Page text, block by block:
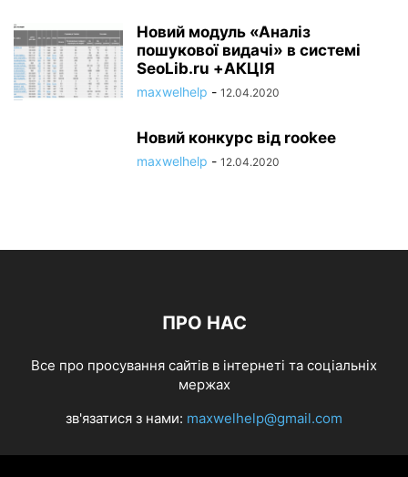
Новий модуль «Аналіз
пошукової видачі» в системі
SeoLib.ru +АКЦІЯ
maxwelhelp - 12.04.2020
Новий конкурс від rookee
maxwelhelp - 12.04.2020
ПРО НАС
Все про просування сайтів в інтернеті та соціальніх
мержах
зв'язатися з нами: maxwelhelp@gmail.com